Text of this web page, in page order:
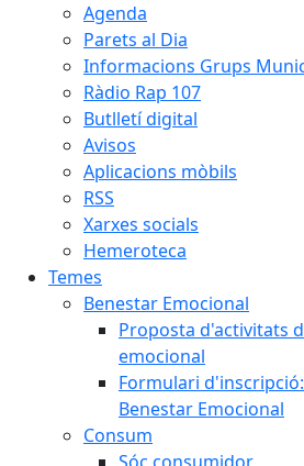
Agenda
Parets al Dia
Informacions Grups
Ràdio Rap 107
Butlletí digital
Avisos
Aplicacions mòbils
RSS
Xarxes socials
Hemeroteca
Temes
Benestar Emocional
Proposta d'activitats
emocional
Formulari
Benestar Emocional
Consum